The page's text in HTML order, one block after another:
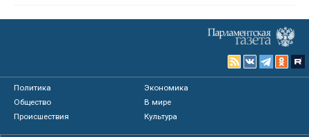
Политика
Экономика
Общество
В мире
Происшествия
Культура